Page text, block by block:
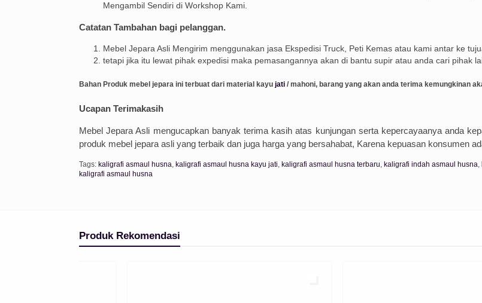
Mengambil Sendiri di Workshop Kami.
Catatan Tambahan bagi pelanggan.
Mebel Jepara Asli Mengirim menggunakan jasa Ekspedisi Truck, Peti Kemas atau kami antar ke
tetapi jika itu lewat pihak expedisi maka pemasangannya akan di bantu supir atau anda cari pihak
Bahan Produk mebel jepara ini terbuat dari material kayu jati / mahoni, barang yang akan anda terima kemungkinan
Ucapan Terimakasih
Mebel Jepara Asli mengucapkan banyak terima kasih atas kunjungan serta kepercayaanya anda
produk mebel jepara asli yang terbaik dan juga harga yang bersahabat, Karena kepuasan konsumen
Tags: kaligrafi asmaul husna, kaligrafi asmaul husna kayu jati, kaligrafi asmaul husna terbaru, kaligrafi indah asmaul husna,
kaligrafi asmaul husna
Produk Rekomendasi